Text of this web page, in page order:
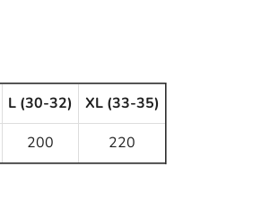
L (30-32)
XL (33-35)
200 220